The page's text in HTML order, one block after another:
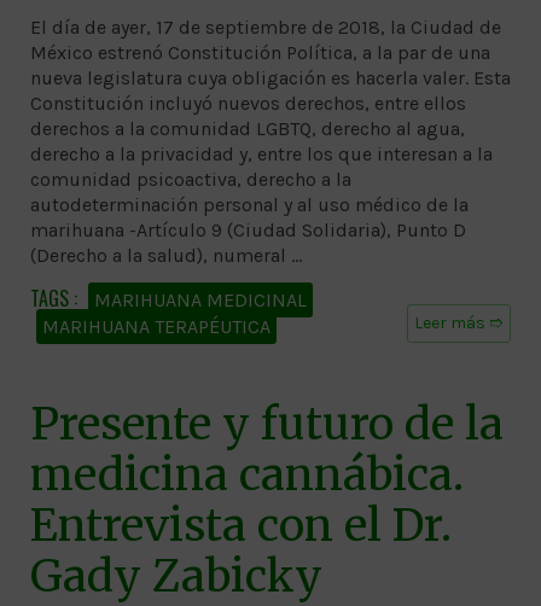
El día de ayer, 17 de septiembre de 2018, la Ciudad de
México estrenó Constitución Política, a la par de una
nueva legislatura cuya obligación es hacerla valer. Esta
Constitución incluyó nuevos derechos, entre ellos
derechos a la comunidad LGBTQ, derecho al agua,
derecho a la privacidad y, entre los que interesan a la
comunidad psicoactiva, derecho a la
autodeterminación personal y al uso médico de la
marihuana -Artículo 9 (Ciudad Solidaria), Punto D
(Derecho a la salud), numeral …
Leer más ➱
MARIHUANA MEDICINAL
MARIHUANA TERAPÉUTICA
Presente y futuro de la
medicina cannábica.
Entrevista con el Dr.
Gady Zabicky